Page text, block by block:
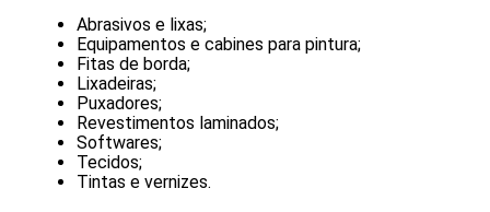
Abrasivos e lixas;
Equipamentos e cabines para pintura;
Fitas de borda;
Lixadeiras;
Puxadores;
Revestimentos laminados;
Softwares;
Tecidos;
Tintas e vernizes.